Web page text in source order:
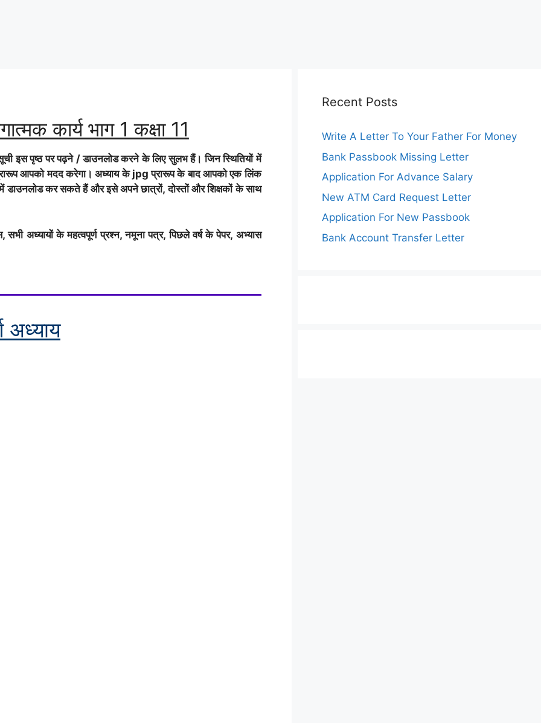
कार्य भाग 1 कक्षा 11
इस पृष्ठ पर पढ़ने / डाउनलोड करने के लिए सुलभ हैं। जिन स्थितियों में
आपको मदद करेगा। अध्याय के jpg प्रारूप के बाद आपको एक लिंक
डाउनलोड कर सकते हैं और इसे अपने छात्रों, दोस्तों और शिक्षकों के साथ
सभी अध्यायों के महत्वपूर्ण प्रश्न, नमूना पत्र, पिछले वर्ष के पेपर, अभ्यास
अध्याय
Recent Posts
Write A Letter To Your Father For Money
Bank Passbook Missing Letter
Application For Advance Salary
New ATM Card Request Letter
Application For New Passbook
Bank Account Transfer Letter